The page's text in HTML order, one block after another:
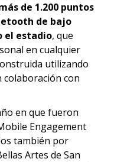
de 1.200 puntos
de bajo
el estadio, que
en cualquier
utilizando
con
en que fueron
Engagement
también por
Artes de San